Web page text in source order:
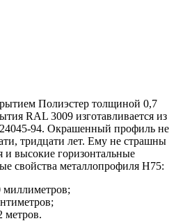
Полиэстер толщиной 0,7
RAL 3009 изготавливается из
94. Окрашенный профиль не
тридцати лет. Ему не страшны
и высокие горизонтальные
свойства металлопрофиля Н75:
миллиметров;
метров.